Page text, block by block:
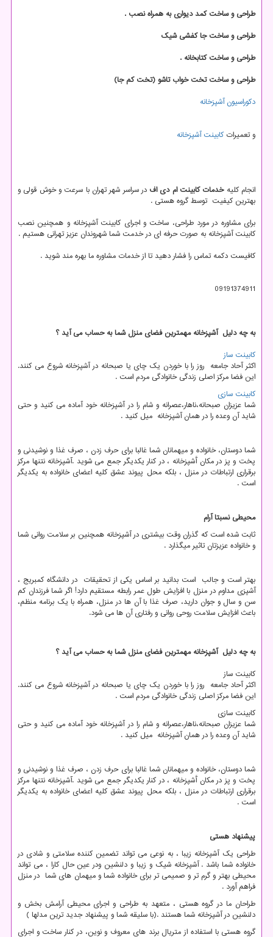
طراحی و ساخت کمد دیواری به همراه نصب .
طراحی و ساخت جا کفشی شیک
طراحی و ساخت کتابخانه .
طراحی و ساخت تخت خواب تاشو (تخت کم جا)
دکوراسیون آشپزخانه
و تعمیرات کابینت آشپزخانه
انجام کلیهخدمات کابینت ام دی اف در سراسر شهر تهران با سرعت و خوش قولی و
بهترین کیفیت توسط گروه هستی .
برای مشاوره در مورد طراحی، ساخت و اجرای کابینت آشپزخانه و همچنین نصب
کابینت آشپزخانه به صورت حرفه ای در خدمت شما شهروندان عزیز تهرانی هستیم .
کافیست دکمه تماس را فشار دهید تا از خدمات مشاوره ما بهره مند شوید .
09191374911
به چه دلیل آشپزخانه مهمترین فضای منزل شما به حساب می آید ؟
کابینت ساز
اکثر آحاد جامعه روز را با خوردن یک چای یا صبحانه در آشپزخانه شروع می کنند.
این فضا مرکز اصلی زندگی خانوادگی مردم است .
کابینت سازی
شما عزیزان صبحانه،ناهار،عصرانه و شام را در آشپزخانه خود آماده می کنید و حتی
شاید آن وعده را در همان آشپزخانه میل کنید .
شما دوستان، خانواده و میهمانان شما غالبا برای حرف زدن ، صرف غذا و نوشیدنی و
پخت و پز در مکان آَشپزخانه ، در کنار یکدیگر جمع می شوید .آشپزخانه نتنها مرکز
برقراری ارتباطات در منزل ، بلکه محل پیوند عشق کلیه اعضای خانواده به یکدیگر
است .
محیطی نسبتا آرام
ثابت شده است که گذران وقت بیشتری در آشپزخانه همچنین بر سلامت روانی شما
و خانواده عزیزتان تاثیر میگذارد .
بهتر است و جالب است بدانید بر اساس یکی از تحقیقات در دانشگاه کمبریج ،
آشپزی مداوم در منزل با افزایش طول عمر رابطه مستقیم دارد! اگر شما فرزندان کم
سن و سال و جوان دارید، صرف غذا با آن ها در منزل، همراه با یک برنامه منظم،
باعث افزایش سلامت روحی روانی و رفتاری آن ها می شود.
به چه دلیل آشپزخانه مهمترین فضای منزل شما به حساب می آید ؟
کابینت ساز
اکثر آحاد جامعه روز را با خوردن یک چای یا صبحانه در آشپزخانه شروع می کنند.
این فضا مرکز اصلی زندگی خانوادگی مردم است .
کابینت سازی
شما عزیزان صبحانه،ناهار،عصرانه و شام را در آشپزخانه خود آماده می کنید و حتی
شاید آن وعده را در همان آشپزخانه میل کنید .
شما دوستان، خانواده و میهمانان شما غالبا برای حرف زدن ، صرف غذا و نوشیدنی و
پخت و پز در مکان آَشپزخانه ، در کنار یکدیگر جمع می شوید .آشپزخانه نتنها مرکز
برقراری ارتباطات در منزل ، بلکه محل پیوند عشق کلیه اعضای خانواده به یکدیگر
است .
پیشنهاد هستی
طراحی یک آشپزخانه زیبا ، به نوعی می تواند تضمین کننده سلامتی و شادی در
خانواده شما باشد . آشپزخانه شیک و زیبا و دلنشین ودر عین حال کارا ، می تواند
محیطی بهتر و گرم تر و صمیمی تر برای خانواده شما و میهمان های شما در منزل
فراهم آورد .
طراحان ما در گروه هستی ، متعهد به طراحی و اجرای محیطی آرامش بخش و
دلنشین در آشپزخانه شما هستند .(با سلیقه شما و پیشنهاد جدید ترین مدلها )
گروه هستی با استفاده از متریال برند های معروف و نوین، در کنار ساخت و اجرای